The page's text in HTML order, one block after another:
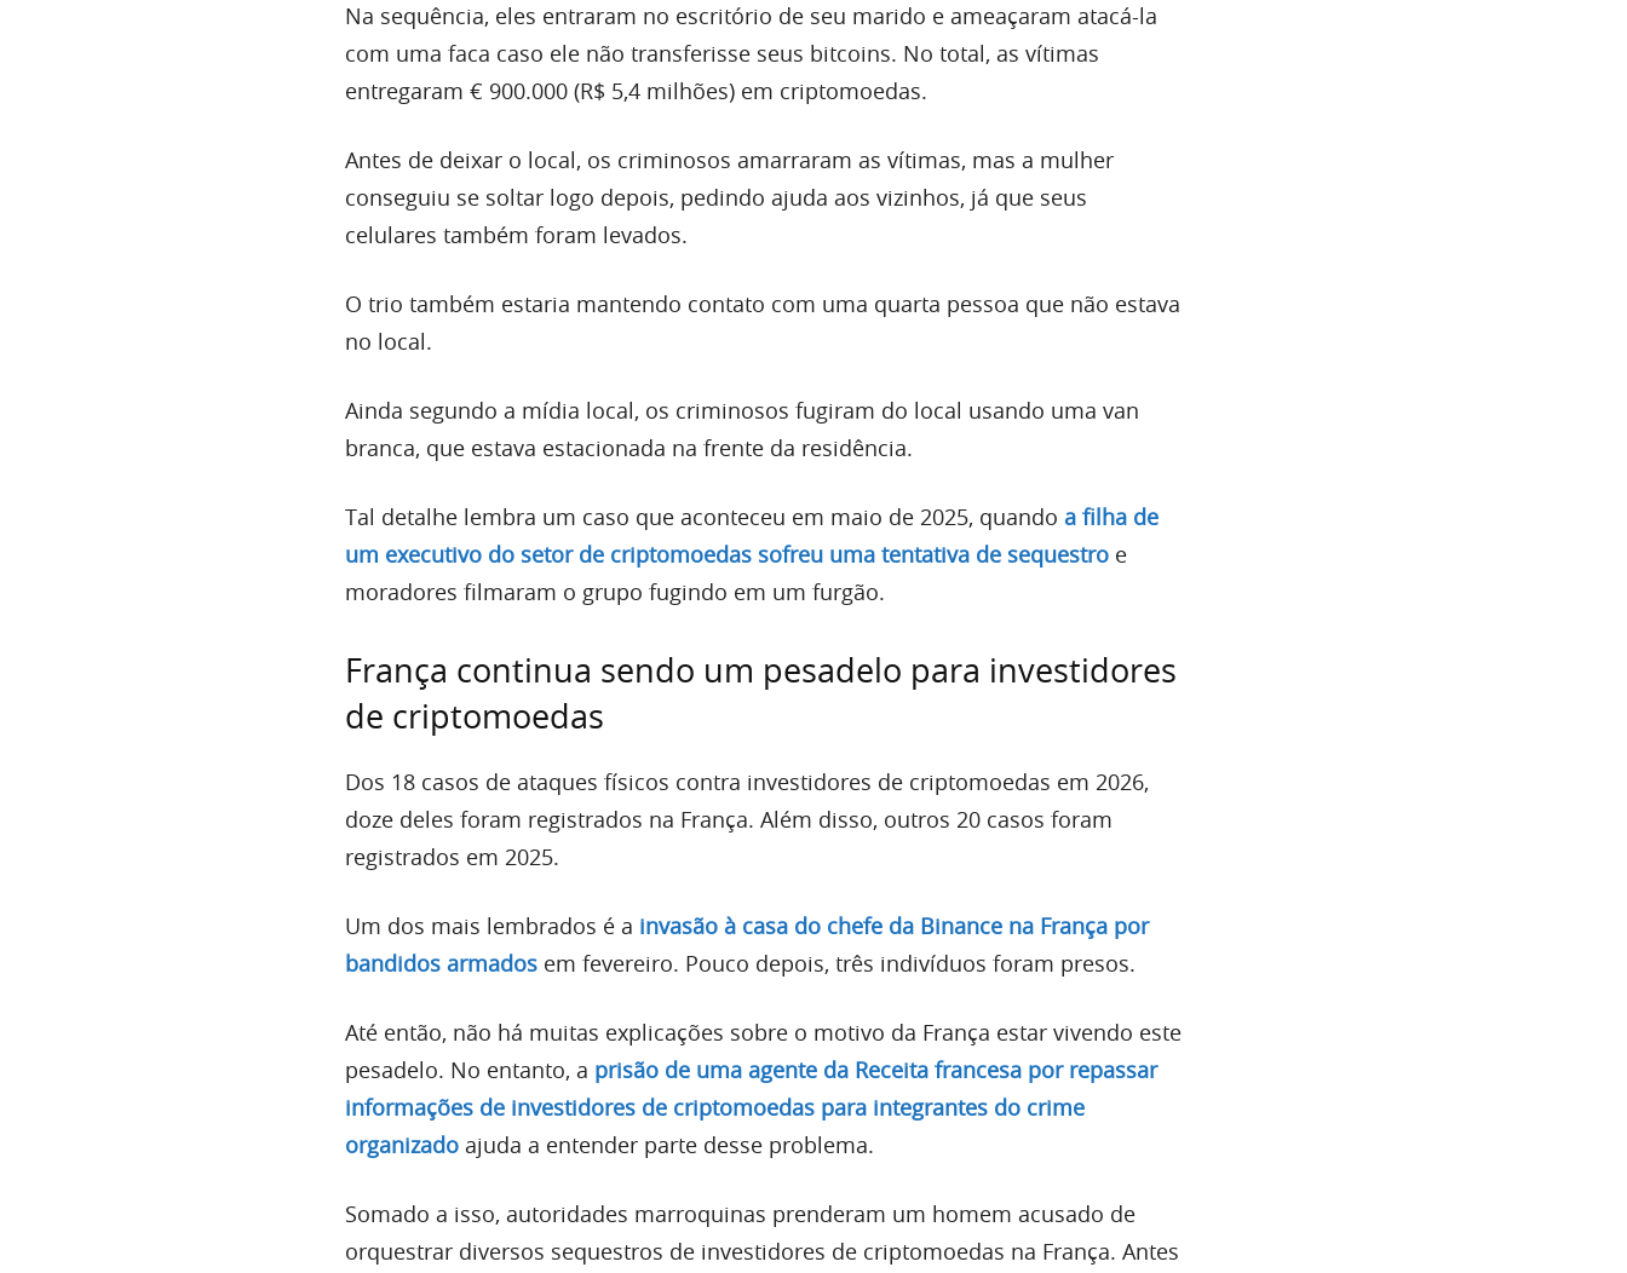
Na sequência, eles entraram no escritório de seu marido e ameaçaram atacá-la
com uma faca caso ele não transferisse seus bitcoins. No total, as vítimas
entregaram € 900.000 (R$ 5,4 milhões) em criptomoedas.
Antes de deixar o local, os criminosos amarraram as vítimas, mas a mulher
conseguiu se soltar logo depois, pedindo ajuda aos vizinhos, já que seus
celulares também foram levados.
O trio também estaria mantendo contato com uma quarta pessoa que não estava
no local.
Ainda segundo a mídia local, os criminosos fugiram do local usando uma van
branca, que estava estacionada na frente da residência.
Tal detalhe lembra um caso que aconteceu em maio de 2025, quando a filha de
um executivo do setor de criptomoedas sofreu uma tentativa de sequestro e
moradores filmaram o grupo fugindo em um furgão.
França continua sendo um pesadelo para investidores
de criptomoedas
Dos 18 casos de ataques físicos contra investidores de criptomoedas em 2026,
doze deles foram registrados na França. Além disso, outros 20 casos foram
registrados em 2025.
Um dos mais lembrados é a invasão à casa do chefe da Binance na França por
bandidos armados em fevereiro. Pouco depois, três indivíduos foram presos.
Até então, não há muitas explicações sobre o motivo da França estar vivendo este
pesadelo. No entanto, a prisão de uma agente da Receita francesa por repassar
informações de investidores de criptomoedas para integrantes do crime
organizado ajuda a entender parte desse problema.
Somado a isso, autoridades marroquinas prenderam um homem acusado de
orquestrar diversos sequestros de investidores de criptomoedas na França. Antes